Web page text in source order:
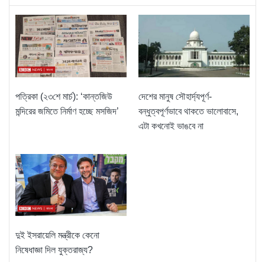
পত্রিকা (২৩শে মার্চ): ‘কান্তজিউ
মন্দিরের জমিতে নির্মাণ হচ্ছে মসজিদ’
দেশের মানুষ সৌহার্দ্যপূর্ণ-
বন্ধুত্বপূর্ণভাবে থাকতে ভালোবাসে,
এটা কখনোই ভাঙবে না
দুই ইসরায়েলি মন্ত্রীকে কেনো
নিষেধাজ্ঞা দিল যুক্তরাজ্য?